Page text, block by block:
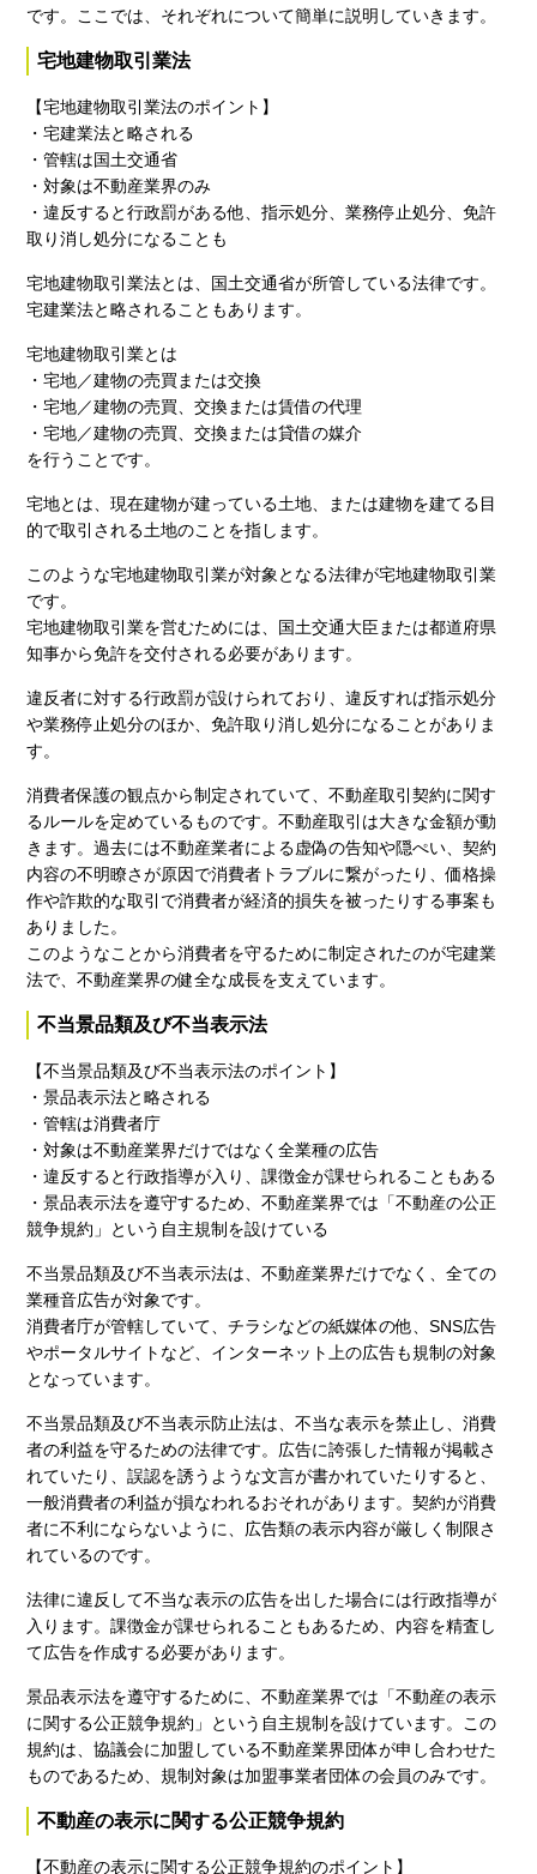
です。ここでは、それぞれについて簡単に説明していきます。
宅地建物取引業法
【宅地建物取引業法のポイント】
・宅建業法と略される
・管轄は国土交通省
・対象は不動産業界のみ
・違反すると行政罰がある他、指示処分、業務停止処分、免許
取り消し処分になることも
宅地建物取引業法とは、国土交通省が所管している法律です。
宅建業法と略されることもあります。
宅地建物取引業とは
・宅地／建物の売買または交換
・宅地／建物の売買、交換または賃借の代理
・宅地／建物の売買、交換または貸借の媒介
を行うことです。
宅地とは、現在建物が建っている土地、または建物を建てる目
的で取引される土地のことを指します。
このような宅地建物取引業が対象となる法律が宅地建物取引業
です。
宅地建物取引業を営むためには、国土交通大臣または都道府県
知事から免許を交付される必要があります。
違反者に対する行政罰が設けられており、違反すれば指示処分
や業務停止処分のほか、免許取り消し処分になることがありま
す。
消費者保護の観点から制定されていて、不動産取引契約に関す
るルールを定めているものです。不動産取引は大きな金額が動
きます。過去には不動産業者による虚偽の告知や隠ぺい、契約
内容の不明瞭さが原因で消費者トラブルに繋がったり、価格操
作や詐欺的な取引で消費者が経済的損失を被ったりする事案も
ありました。
このようなことから消費者を守るために制定されたのが宅建業
法で、不動産業界の健全な成長を支えています。
不当景品類及び不当表示法
【不当景品類及び不当表示法のポイント】
・景品表示法と略される
・管轄は消費者庁
・対象は不動産業界だけではなく全業種の広告
・違反すると行政指導が入り、課徴金が課せられることもある
・景品表示法を遵守するため、不動産業界では「不動産の公正
競争規約」という自主規制を設けている
不当景品類及び不当表示法は、不動産業界だけでなく、全ての
業種音広告が対象です。
消費者庁が管轄していて、チラシなどの紙媒体の他、SNS広告
やポータルサイトなど、インターネット上の広告も規制の対象
となっています。
不当景品類及び不当表示防止法は、不当な表示を禁止し、消費
者の利益を守るための法律です。広告に誇張した情報が掲載さ
れていたり、誤認を誘うような文言が書かれていたりすると、
一般消費者の利益が損なわれるおそれがあります。契約が消費
者に不利にならないように、広告類の表示内容が厳しく制限さ
れているのです。
法律に違反して不当な表示の広告を出した場合には行政指導が
入ります。課徴金が課せられることもあるため、内容を精査し
て広告を作成する必要があります。
景品表示法を遵守するために、不動産業界では「不動産の表示
に関する公正競争規約」という自主規制を設けています。この
規約は、協議会に加盟している不動産業界団体が申し合わせた
ものであるため、規制対象は加盟事業者団体の会員のみです。
不動産の表示に関する公正競争規約
【不動産の表示に関する公正競争規約のポイント】